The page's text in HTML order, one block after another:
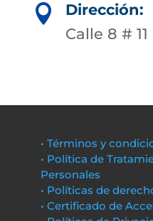

Dirección:
Calle 8 #
• Términos y
• Política de
Personales
• Políticas de
• Certificado de